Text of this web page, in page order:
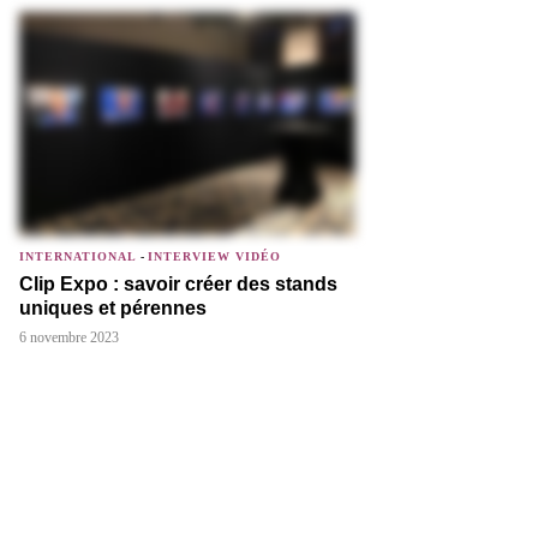
INTERNATIONAL - INTERVIEW VIDÉO
Clip Expo : savoir créer des stands
uniques et pérennes
6 novembre 2023